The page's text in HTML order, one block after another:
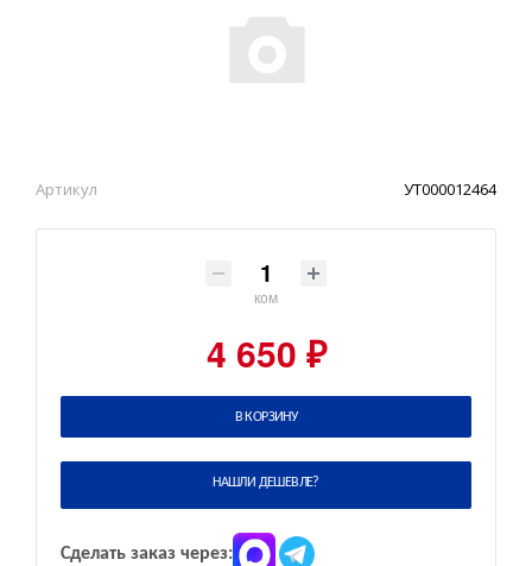
Артикул УТ000012464
ком
4 650 ₽
В КОРЗИНУ
НАШЛИ ДЕШЕВЛЕ?
Сделать заказ через: